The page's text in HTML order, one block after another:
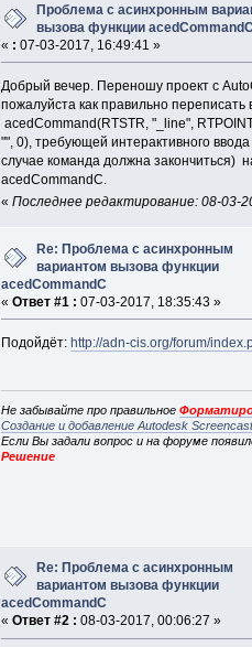
Проблема с асинхронным
вызова функции
« : 07-03-2017, 16:49:41 »
Добрый вечер. Переношу проект с
пожалуйста как правильно
acedCommand(RTSTR, "_line",
"", 0), требующей интерактивного
случае команда должна закончиться)
acedCommandC.
« Последнее редактирование: 08-03-
Re: Проблема с асинхронным
вариантом вызова функции
acedCommandC
« Ответ #1 : 07-03-2017, 18:35:43 »
Подойдёт: http://adn-cis.org/forum/
Не забывайте про правильное
Создание и добавление Autodesk
Если Вы задали вопрос и на форуме
Решение
Re: Проблема с асинхронным
вариантом вызова функции
acedCommandC
« Ответ #2 : 08-03-2017, 00:06:27 »